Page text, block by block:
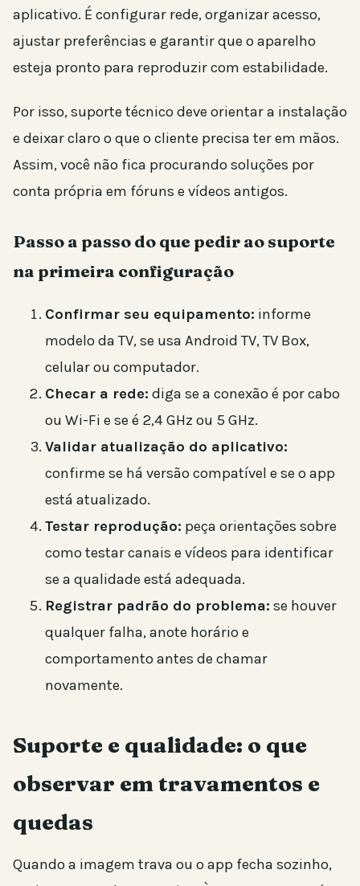
aplicativo. É configurar rede, organizar acesso,
ajustar preferências e garantir que o aparelho
esteja pronto para reproduzir com estabilidade.
Por isso, suporte técnico deve orientar a instalação
e deixar claro o que o cliente precisa ter em mãos.
Assim, você não fica procurando soluções por
conta própria em fóruns e vídeos antigos.
Passo a passo do que pedir ao suporte
na primeira configuração
Confirmar seu equipamento: informe
modelo da TV, se usa Android TV, TV Box,
celular ou computador.
Checar a rede: diga se a conexão é por cabo
ou Wi-Fi e se é 2,4 GHz ou 5 GHz.
Validar atualização do aplicativo:
confirme se há versão compatível e se o app
está atualizado.
Testar reprodução: peça orientações sobre
como testar canais e vídeos para identificar
se a qualidade está adequada.
Registrar padrão do problema: se houver
qualquer falha, anote horário e
comportamento antes de chamar
novamente.
Suporte e qualidade: o que
observar em travamentos e
quedas
Quando a imagem trava ou o app fecha sozinho,